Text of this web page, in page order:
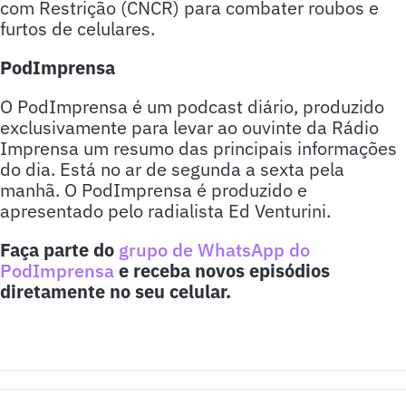
com Restrição (CNCR) para combater roubos e
furtos de celulares.
PodImprensa
O PodImprensa é um podcast diário, produzido
exclusivamente para levar ao ouvinte da Rádio
Imprensa um resumo das principais informações
do dia. Está no ar de segunda a sexta pela
manhã. O PodImprensa é produzido e
apresentado pelo radialista Ed Venturini.
Faça parte do grupo de WhatsApp do
PodImprensae receba novos episódios
diretamente no seu celular.